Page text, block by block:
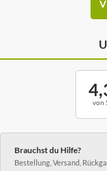
von
Brauchst du Hilfe?
Bestellung, Versand,